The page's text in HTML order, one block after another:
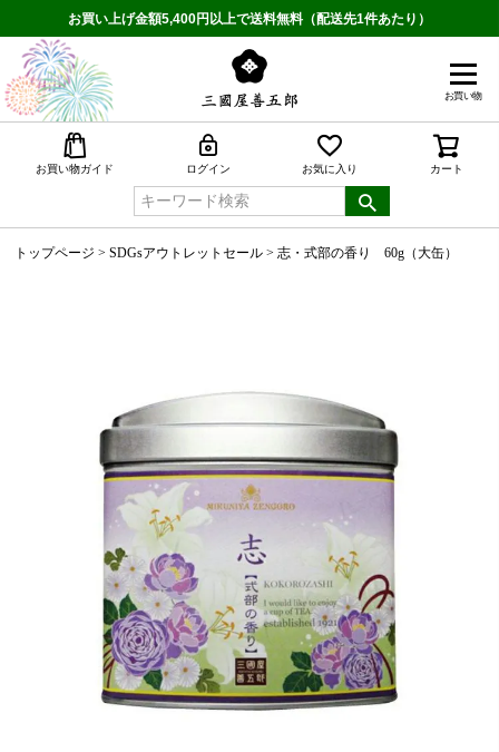
お買い上げ金額5,400円以上で送料無料（配送先1件あたり）
お買い物
お買い物ガイド ログイン お気に入り カート
トップページ SDGsアウトレットセール 志・式部の香り 60g（大缶）